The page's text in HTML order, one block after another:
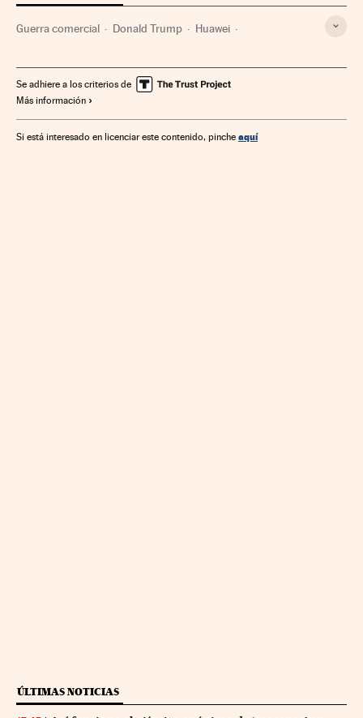
Guerra comercial Donald Trump Huawei
Asia Oriental Norteamérica Asia Empresas
Comunicaciones
Se adhiere a los criterios de
Más información
Si está interesado en licenciar este contenido, pinche aquí
ÚLTIMAS NOTICIAS